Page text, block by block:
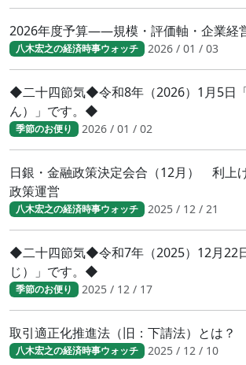
2026年度予算――規模・評価軸・企業経
八木宏之の経済時事ウォッチ 2026 / 01 / 03
◆二十四節気◆令和8年（2026）1月5日
ん）」です。◆
季節のお便り 2026 / 01 / 02
日銀・金融政策決定会合（12月） 利上
政策運営
八木宏之の経済時事ウォッチ 2025 / 12 / 21
◆二十四節気◆令和7年（2025）12月22
じ）」です。◆
季節のお便り 2025 / 12 / 17
取引適正化推進法（旧：下請法）とは？
八木宏之の経済時事ウォッチ 2025 / 12 / 10